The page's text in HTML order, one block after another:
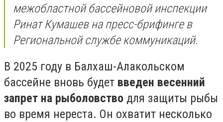
межобластной бассейновой инспекции
Ринат Кумашев на пресс-брифинге в
Региональной службе коммуникаций.
В 2025 году в Балхаш-Алакольском
бассейне вновь будет введен весенний
запрет на рыболовство для защиты рыбы
во время нереста. Он охватит несколько